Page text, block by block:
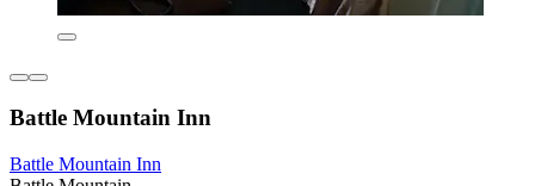
Battle Mountain Inn
Battle Mountain Inn